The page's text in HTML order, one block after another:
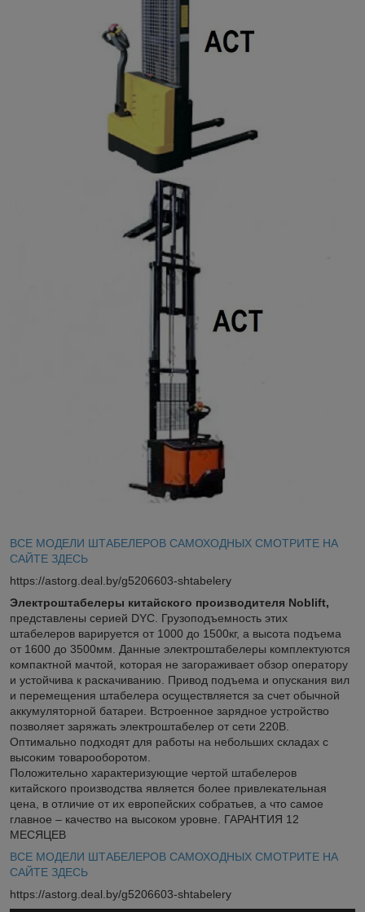
ВСЕ МОДЕЛИ ШТАБЕЛЕРОВ САМОХОДНЫХ СМОТРИТЕ НА
САЙТЕ ЗДЕСЬ
https://astorg.deal.by/g5206603-shtabelery
Электроштабелеры китайского производителя Noblift,
представлены серией DYC. Грузоподъемность этих
штабелеров варируется от 1000 до 1500кг, а высота подъема
от 1600 до 3500мм. Данные электроштабелеры комплектуются
компактной мачтой, которая не загораживает обзор оператору
и устойчива к раскачиванию. Привод подъема и опускания вил
и перемещения штабелера осуществляется за счет обычной
аккумуляторной батареи. Встроенное зарядное устройство
позволяет заряжать электроштабелер от сети 220В.
Оптимально подходят для работы на небольших складах с
высоким товарооборотом.
Положительно характеризующие чертой штабелеров
китайского производства является более привлекательная
цена, в отличие от их европейских собратьев, а что самое
главное – качество на высоком уровне. ГАРАНТИЯ 12
МЕСЯЦЕВ
ВСЕ МОДЕЛИ ШТАБЕЛЕРОВ САМОХОДНЫХ СМОТРИТЕ НА
САЙТЕ ЗДЕСЬ
https://astorg.deal.by/g5206603-shtabelery